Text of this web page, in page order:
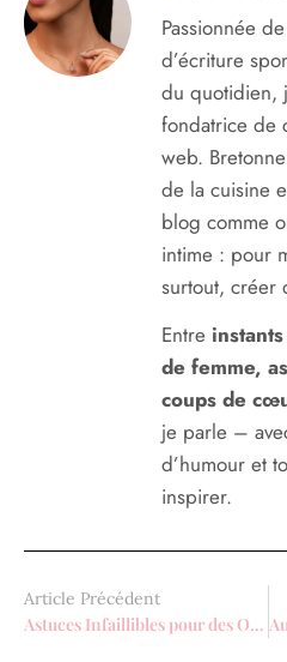
Passionnée
d’écriture
du quotidien,
fondatrice de
web.
de la cuisine
blog comme
intime : pour
surtout, créer
Entre
de femme,
coups de
je parle –
d’humour et
inspirer.
Article Précédent
Astuces Infaillibles pour des Ongles Forts et Sains